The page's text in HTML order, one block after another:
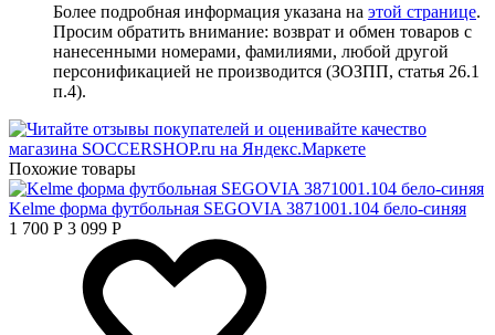
Более подробная информация указана на этой странице.
Просим обратить внимание: возврат и обмен товаров с
нанесенными номерами, фамилиями, любой другой
персонификацией не производится (ЗОЗПП, статья 26.1
п.4).
Похожие товары
Kelme форма футбольная SEGOVIA 3871001.104 бело-синяя
1 700 Р 3 099 Р